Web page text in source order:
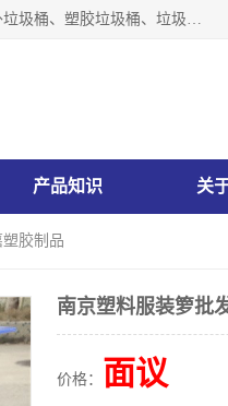
肇庆市汇嘉塑胶制品有限公司是一家塑胶垃圾桶生产厂家，本厂主营：塑料托盘、塑料筐厂家、户外垃圾桶、塑胶垃圾桶、垃圾桶等产品，深受广大客户的欢迎。公司拥有一支勇于、善于集思广益的生产队伍，实力雄厚的技术力量，一贯奉行“以人为本”的管理和服务理念。
产品知识 关
胶制品
南京塑料服装箩批
价格： 面议